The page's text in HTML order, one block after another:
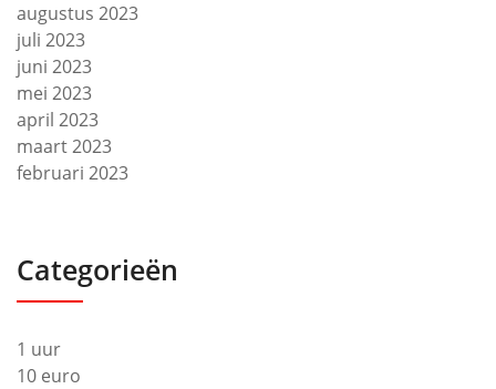
augustus 2023
juli 2023
juni 2023
mei 2023
april 2023
maart 2023
februari 2023
Categorieën
1 uur
10 euro